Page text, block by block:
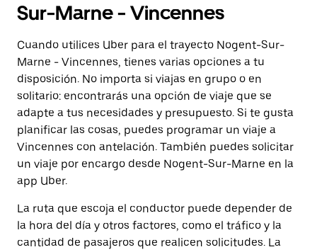
Sur-Marne - Vincennes
Cuando utilices Uber para el trayecto Nogent-Sur-
Marne - Vincennes, tienes varias opciones a tu
disposición. No importa si viajas en grupo o en
solitario: encontrarás una opción de viaje que se
adapte a tus necesidades y presupuesto. Si te gusta
planificar las cosas, puedes programar un viaje a
Vincennes con antelación. También puedes solicitar
un viaje por encargo desde Nogent-Sur-Marne en la
app Uber.
La ruta que escoja el conductor puede depender de
la hora del día y otros factores, como el tráfico y la
cantidad de pasajeros que realicen solicitudes. La